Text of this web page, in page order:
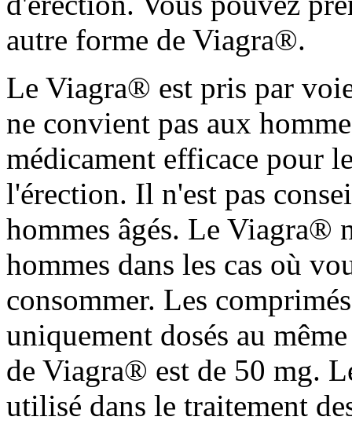
autre forme de Viagra®.
Le Viagra® est pris par
ne convient pas aux
médicament efficace pour
l'érection. Il n'est pas
hommes âgés. Le Viagra®
hommes dans les cas où
consommer. Les
uniquement dosés au
de Viagra® est de 50 mg.
utilisé dans le traitement